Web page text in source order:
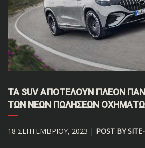
ΤΑ SUV ΑΠΟΤΕΛΟΥΝ ΠΛΕΟΝ
ΤΩΝ ΝΕΩΝ ΠΩΛΗΣΕΩΝ
18 ΣΕΠΤΕΜΒΡΊΟΥ, 2023 | POST BY